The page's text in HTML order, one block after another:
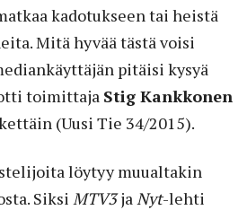
kadotukseen tai heistä
Mitä hyvää tästä voisi
pitäisi kysyä
toimittaja Stig Kankkonen
(Uusi Tie 34/2015).
löytyy muual­takin
Siksi MTV3ja Nyt-lehti